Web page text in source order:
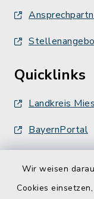
Wir weisen
Cookies
Quicklinks
Landkreis
BayernPortal